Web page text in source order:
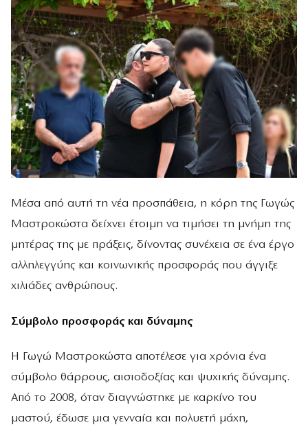
Μέσα από αυτή τη νέα προσπάθεια, η κόρη της Γωγώς
Μαστροκώστα δείχνει έτοιμη να τιμήσει τη μνήμη της
μητέρας της με πράξεις, δίνοντας συνέχεια σε ένα έργο
αλληλεγγύης και κοινωνικής προσφοράς που άγγιξε
χιλιάδες ανθρώπους.
Σύμβολο προσφοράς και δύναμης
Η Γωγώ Μαστροκώστα αποτέλεσε για χρόνια ένα
σύμβολο θάρρους, αισιοδοξίας και ψυχικής δύναμης.
Από το 2008, όταν διαγνώστηκε με καρκίνο του
μαστού, έδωσε μια γενναία και πολυετή μάχη,